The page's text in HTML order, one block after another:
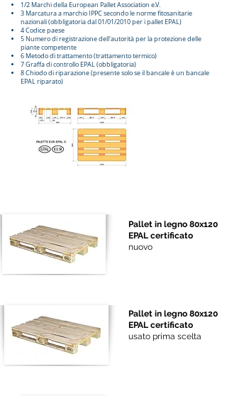
1/2 Marchi della European Pallet Association e.V.
3 Marcatura a marchio IPPC secondo le norme fitosanitarie
nazionali (obbligatoria dal 01/01/2010 per i pallet EPAL)
4 Codice paese
5 Numero di registrazione dell'autorità per la protezione delle
piante competente
6 Metodo di trattamento (trattamento termico)
7 Graffa di controllo EPAL (obbligatoria)
8 Chiodo di riparazione (presente solo se il bancale è un bancale
EPAL riparato)
Pallet in legno 80x120
EPAL certificato
nuovo
Pallet in legno 80x120
EPAL certificato
usato prima scelta